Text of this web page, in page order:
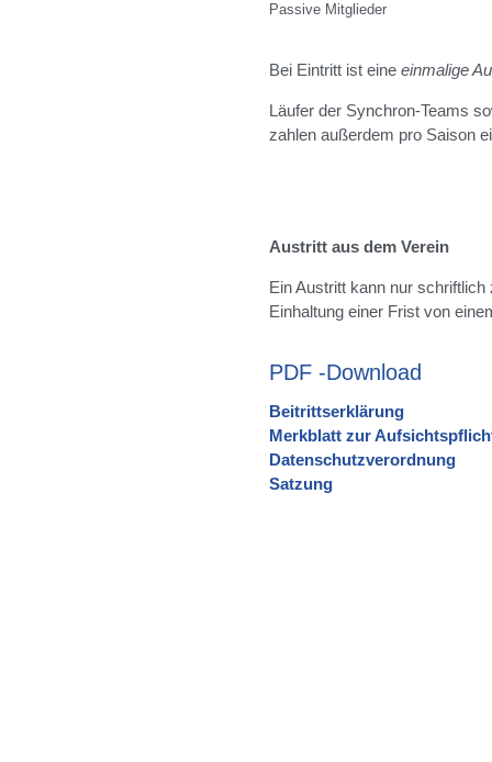
Passive Mitglieder
Bei Eintritt ist eine einmalige
Läufer der Synchron-Teams
zahlen außerdem pro Saison
Austritt aus dem Verein
Ein Austritt kann nur
Einhaltung einer Frist von
PDF -Download
Beitrittserklärung
Merkblatt zur
Datenschutzverordnung
Satzung